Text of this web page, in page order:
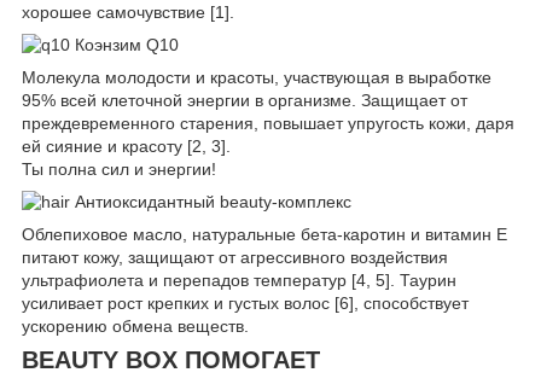
хорошее самочувствие [1].
Коэнзим Q10
Молекула молодости и красоты, участвующая в выработке
95% всей клеточной энергии в организме. Защищает от
преждевременного старения, повышает упругость кожи, даря
ей сияние и красоту [2, 3].
Ты полна сил и энергии!
Антиоксидантный beauty-комплекс
Облепиховое масло, натуральные бета-каротин и витамин Е
питают кожу, защищают от агрессивного воздействия
ультрафиолета и перепадов температур [4, 5]. Таурин
усиливает рост крепких и густых волос [6], способствует
ускорению обмена веществ.
BEAUTY BOX ПОМОГАЕТ